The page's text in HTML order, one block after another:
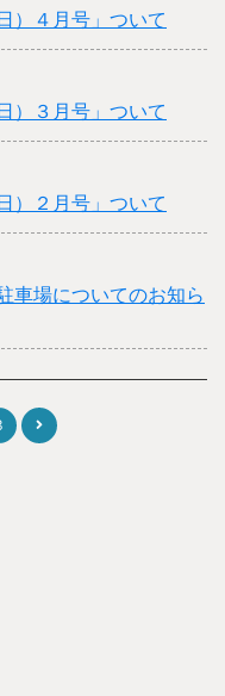
）４月号」ついて
）３月号」ついて
）２月号」ついて
車場についてのお知ら